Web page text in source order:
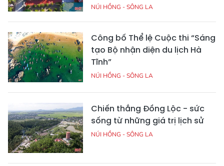
NÚI HỒNG - SÔNG LA
Công bố Thể lệ Cuộc thi “Sáng
tạo Bộ nhận diện du lịch Hà
Tĩnh”
NÚI HỒNG - SÔNG LA
Chiến thắng Đồng Lộc - sức
sống từ những giá trị lịch sử
NÚI HỒNG - SÔNG LA